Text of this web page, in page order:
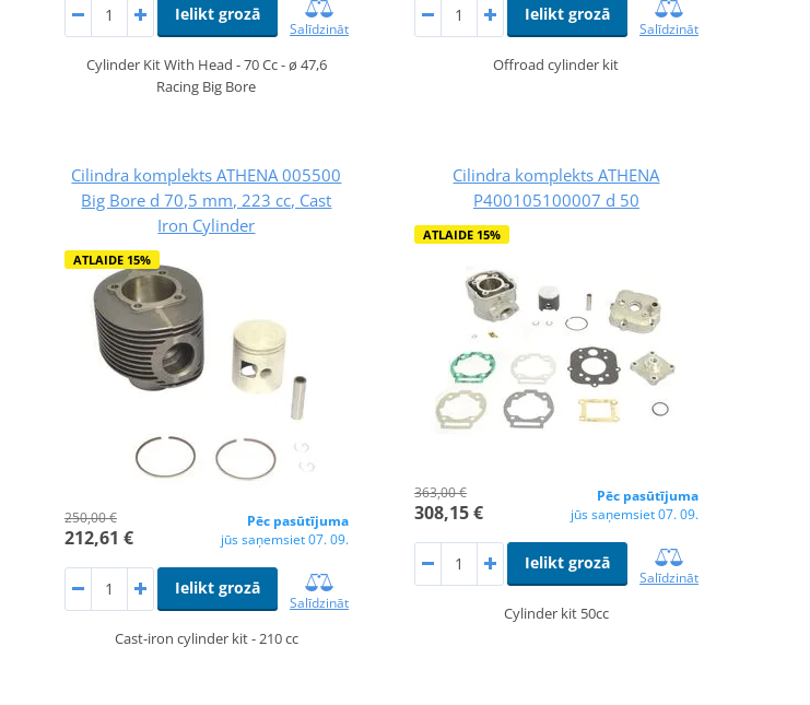
Ielikt grozā
Salīdzināt
Cylinder Kit With Head - 70 Cc - ø 47,6
Racing Big Bore
Ielikt grozā
Salīdzināt
Offroad cylinder kit
Cilindra komplekts ATHENA 005500
Big Bore d 70,5 mm, 223 cc, Cast
Iron Cylinder
ATLAIDE 15%
250,00 €
212,61 €
Pēc pasūtījuma
jūs saņemsiet 07. 09.
Ielikt grozā
Salīdzināt
Cast-iron cylinder kit - 210 cc
Cilindra komplekts ATHENA
P400105100007 d 50
ATLAIDE 15%
363,00 €
308,15 €
Pēc pasūtījuma
jūs saņemsiet 07. 09.
Ielikt grozā
Salīdzināt
Cylinder kit 50cc